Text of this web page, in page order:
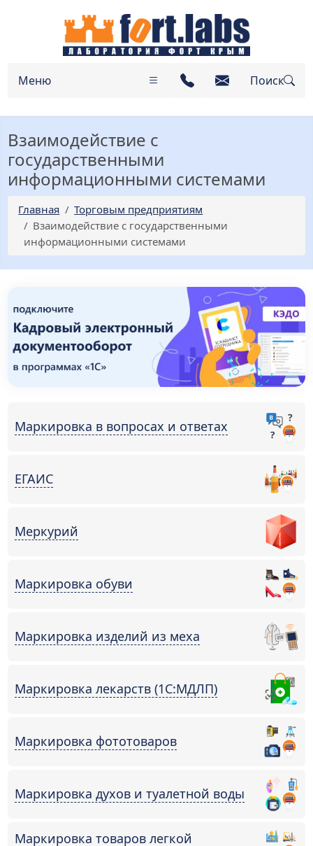
Меню Поиск
Взаимодействие с
государственными
информационными системами
Главная
Торговым предприятиям
Взаимодействие с государственными
информационными системами
Маркировка в вопросах и ответах
ЕГАИС
Меркурий
Маркировка обуви
Маркировка изделий из меха
Маркировка лекарств (1С:МДЛП)
Маркировка фототоваров
Маркировка духов и туалетной воды
Маркировка товаров легкой